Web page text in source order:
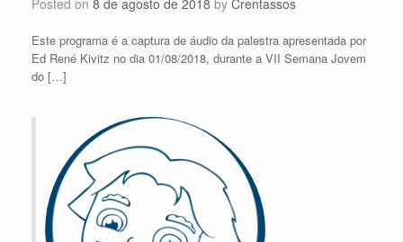
Este programa é a captura de áudio da palestra apresentada por
Ed René Kivitz no dia 01/08/2018, durante a VII Semana Jovem
do […]